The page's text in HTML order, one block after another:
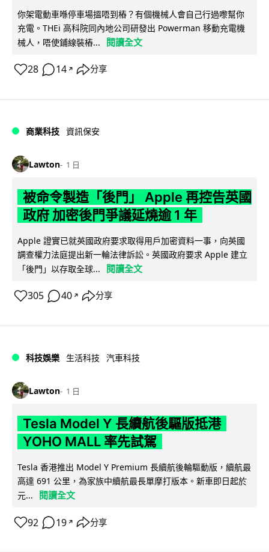
你架電動車喺停車場搵唔到樁？有個機械人會自己行過嚟幫你
充電。THEi 高科院同內地公司研發出 Powerman 移動充電機
械人，唔使鋪線裝樁...
閱讀全文
28 14 ↗ 分享
商業科技 資訊保安
Lawton 1 日
被命令製造「後門」 Apple 再控告英國
政府 加密後門爭議延燒逾 1 年
Apple 證實已就英國政府要求取得用戶加密資料一事，向英國
調查權力法庭提出新一輪法律訴訟。英國政府要求 Apple 建立
「後門」以存取全球...
閱讀全文
305 40 ↗ 分享
科技娛樂 生活科技 汽車科技
Lawton 1 日
Tesla Model Y 長續航後驅版抵港
YOHO MALL 率先試駕
Tesla 香港推出 Model Y Premium 長續航後輪驅動版，續航最
高達 691 公里，為家族中續航最長單摩打版本。新車即日起於
元...
閱讀全文
92 19 ↗ 分享